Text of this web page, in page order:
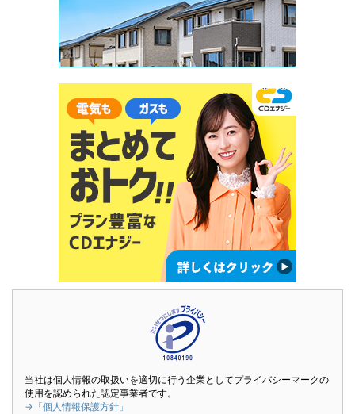
当社は個人情報の取扱いを適切に行う企業としてプライバシーマークの
使用を認められた認定事業者です。
→「個人情報保護方針」